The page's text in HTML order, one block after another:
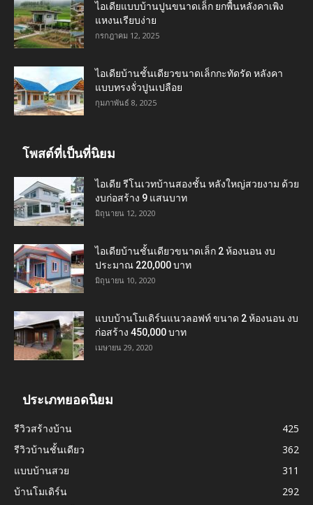
ไอเดียแบบบ้านปูนขนาดเล็ก ยกพื้นหลังคาเพิง
แหงนเรียบง่าย
กรกฎาคม 12, 2025
ไอเดียบ้านชั้นเดียวขนาดเล็กกะทัดรัด หลังคา
แบบทรงจั่วปูนเปลือย
กุมภาพันธ์ 8, 2025
โพสต์ที่เป็นที่นิยม
ไอเดีย รีโนเวทบ้านสองชั้น หลังใหญ่สวยงาม ด้วย
งบก่อสร้าง 9 แสนบาท
มิถุนายน 12, 2020
ไอเดียบ้านชั้นเดียวขนาดเล็ก 2 ห้องนอน งบ
ประมาณ 220,000 บาท
มิถุนายน 10, 2020
แบบบ้านโมเดิร์นแนวลอฟท์ ขนาด 2 ห้องนอน งบ
ก่อสร้าง 450,000 บาท
เมษายน 29, 2020
ประเภทยอดนิยม
รีวิวสร้างบ้าน
425
รีวิวบ้านชั้นเดียว
362
แบบบ้านสวย
311
บ้านโมเดิร์น
292